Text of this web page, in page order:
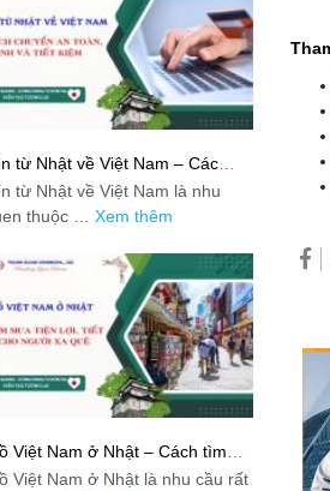
từ Nhật về Việt Nam – Các
an toàn, nhanh và tiết
từ Nhật về Việt Nam là nhu
thuộc … Xem thêm
Việt Nam ở Nhật – Cách tìm
lợi, tiết kiệm cho người xa quê
Việt Nam ở Nhật là nhu cầu rất